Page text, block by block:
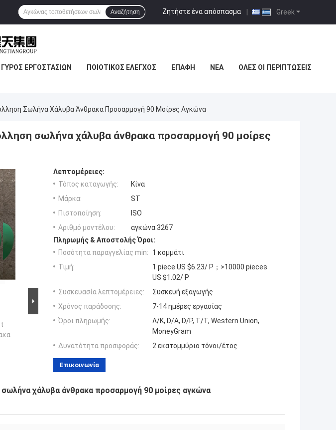
Greek
Ζητήστε ένα απόσπασμα |
Αναζήτηση
ΓΎΡΟΣ ΕΡΓΟΣΤΑΣΊΩΝ ΠΟΙΟΤΙΚΌΣ ΈΛΕΓΧΟΣ ΕΠΑΦΉ ΝΈΑ ΌΛΕΣ ΟΙ ΠΕΡΙΠΤΏΣΕΙΣ
Σωλήνα Χάλυβα Άνθρακα Προσαρμογή 90 Μοίρες Αγκώνα
σωλήνα χάλυβα άνθρακα προσαρμογή 90 μοίρες
Λεπτομέρειες:
Τόπος καταγωγής:
Κίνα
Μάρκα:
ST
Πιστοποίηση:
ISO
Αριθμό μοντέλου:
αγκώνα 3267
Πληρωμής & Αποστολής Όροι:
Ποσότητα παραγγελίας min:
1 κομμάτι
Τιμή:
1 piece US $6.23/ P；>10000 pieces
US $1.02/ P
Συσκευασία λεπτομέρειες:
Συσκευή εξαγωγής
Χρόνος παράδοσης:
7-14 ημέρες εργασίας
Όροι πληρωμής:
Λ/Κ, D/A, D/P, T/T, Western Union,
MoneyGram
Δυνατότητα προσφοράς:
2 εκατομμύριο τόνοι/έτος
Επικοινωνία
χάλυβα άνθρακα προσαρμογή 90 μοίρες αγκώνα